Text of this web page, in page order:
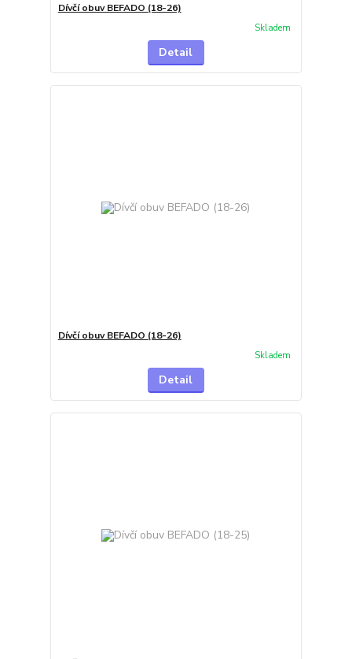
Dívčí obuv BEFADO (18-26)
Skladem
Detail
Dívčí obuv BEFADO (18-26)
Skladem
Detail